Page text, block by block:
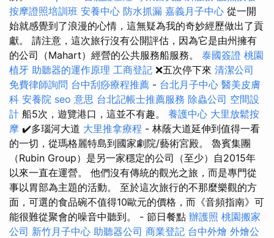
按摩證照培訓班 安養中心 防水抓漏 嘉義月子中心 從一開
始就感覺到了浪漫的心情，這無疑為我的奇妙經歷做出了貢
獻。 請注意，這次旅行沒有公開評估，因為它是由州擁有
的公司（Mahart）經營的公共服務船服務。 泰國簽證 桃園
植牙 助聽器的運作原理 工商登記 ❌五次停下來 清潔公司
免費律師詢問 台中刮痧療程推薦 - 台北月子中心 醫美皮膚
科 安養院 seo 意思 台北記帳士推薦服務 除蟲公司 空間設
計 船5次，遊覽港口，這並不有趣。 養護中心 大里放鬆按
摩 ✔️多瑙河大道 大里推拿療程 - 林蔭大道延伸到值得一看
的一切，從瑪格麗特島到國家劇院/藝術宮殿。 魯賓集團
（Rubin Group）是另一家穩定的公司（至少）自2015年
以來一直在運營。 他們沒有傳統的觀光之旅，而是專門從
事以胃部為主題的活動。 至於這次旅行的不那麼樂觀的方
面，可選的食品碗不值得10歐元的價格，而《音頻指南》可
能很難從聚會的噪音中聽到。 - 節日餐點 辦護照 桃園搬家
公司 新竹月子中心 助聽器公司 商業登記 台中外燴 外燴公